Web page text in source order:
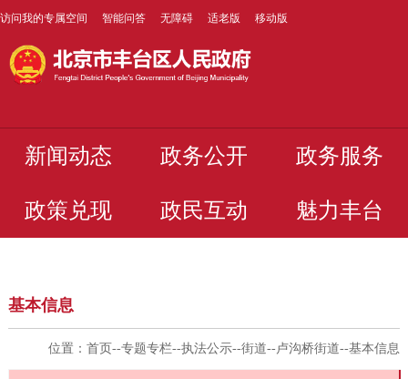
访问我的专属空间 智能问答 无障碍 适老版 移动版
新闻动态 政务公开 政务服务
政策兑现 政民互动 魅力丰台
基本信息
位置：首页--专题专栏--执法公示--街道--卢沟桥街道--基本信息